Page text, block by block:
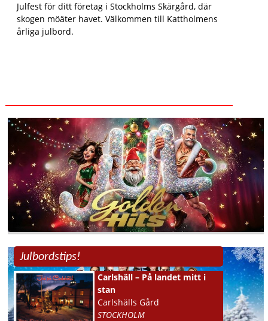
Julfest för ditt företag i Stockholms Skärgård, där
skogen möäter havet. Välkommen till Kattholmens
årliga julbord.
Julbordstips!
Carlshäll – På landet mitt i
stan
Carlshälls Gård
STOCKHOLM